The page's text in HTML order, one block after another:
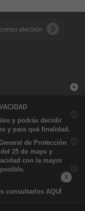
y podrás decidir
y para qué finalidad.
de Protección
25 de mayo y
con la mayor
consultarlos AQUÍ
X